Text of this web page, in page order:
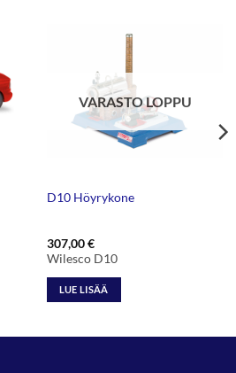
VARASTO LOPPU
D10 Höyrykone
307,00€
Wilesco D10
LUE LISÄÄ